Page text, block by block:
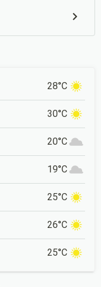
28°C
30°C
20°C
19°C
25°C
26°C
25°C